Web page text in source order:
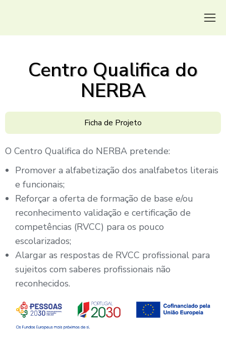
Centro Qualifica do
NERBA
Ficha de Projeto
O Centro Qualifica do NERBA pretende:
Promover a alfabetização dos analfabetos literais
e funcionais;
Reforçar a oferta de formação de base e/ou
reconhecimento validação e certificação de
competências (RVCC) para os pouco
escolarizados;
Alargar as respostas de RVCC profissional para
sujeitos com saberes profissionais não
reconhecidos.